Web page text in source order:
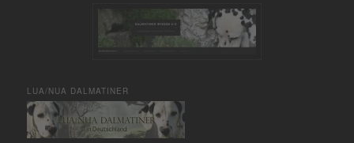
LUA/NUA DALMATINER